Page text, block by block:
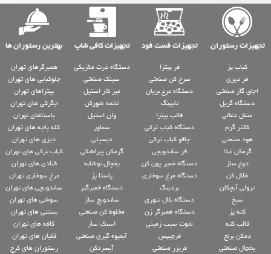
تجهیزات رستوران تجهیزات فست فود تجهیزات کافی شاپ بهترین رستوران ها
کباب پز
فر دیزی
اجاق گاز صنعتی
دستگاه گریل
منقل ذغالی
کانتر گرم
هود صنعتی
گرمکن غذا
دوغ ساز
خلال کن
ترولی آبچکان
سیخ
کته پز
قالب کته
دمکن برنج
یخچال صنعتی
فر پیتزا
سرخ کن صنعتی
دستگاه مرغ بریان
تاپینگ
قالب پیتزا
دستگاه کباب ترکی
چاقو کباب ترکی
فر ساندویچی
دستگاه خمیر پهن کن
دستگاه مرغ سوخاری
بردینگ
دستگاه بلال تنوری
دستگاه همبرگر زن
شوت سیب زمینی
فرچیپس
فریزر صنعتی
دستگاه ذرت مکزیکی
سینک صنعتی
میز کار استیل
تخمه شورکن
وان استیل
سماور
دیسپلی
گرمکن پیراشکی
یخچال نوشابه
پاستا پز
دستگاه خمیرگیر
ساندویچ ساز
مخلوط کن صنعتی
اسنک ساز
آبمیوه گیری صنعتی
آبسردکن
همبرگرهای تهران
چلوکبابی های تهران
پیتزاهای تهران
جگرکی های تهران
پاستاهای تهران
کله پاچه های تهران
دیزی های تهران
کباب ترکی های تهران
قنادی های تهران
مرغ سوخاری تهران
ساندویچی های تهران
سوشی های تهران
بستنی های تهران
کافه های تهران
قلیان های تهران
رستوران های کرج